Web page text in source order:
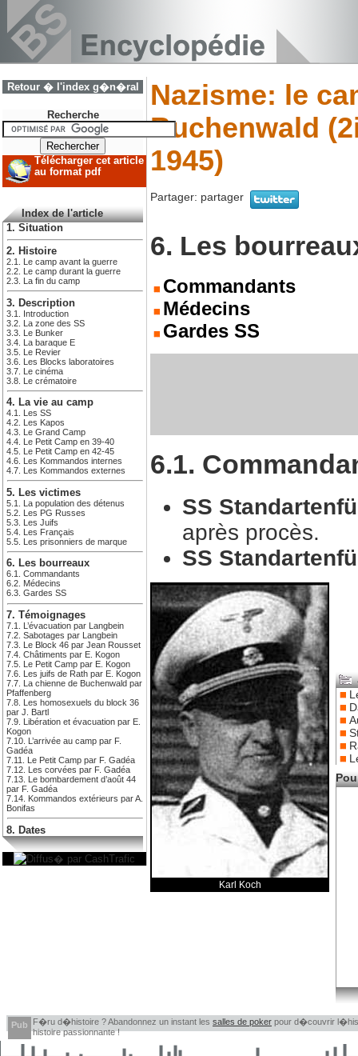
Retour � l'index g�n�ral
Recherche
Télécharger cet article
au format pdf
Index de l'article
1. Situation
2. Histoire
2.1. Le camp avant la guerre
2.2. Le camp durant la guerre
2.3. La fin du camp
3. Description
3.1. Introduction
3.2. La zone des SS
3.3. Le Bunker
3.4. La baraque E
3.5. Le Revier
3.6. Les Blocks laboratoires
3.7. Le cinéma
3.8. Le crématoire
4. La vie au camp
4.1. Les SS
4.2. Les Kapos
4.3. Le Grand Camp
4.4. Le Petit Camp en 39-40
4.5. Le Petit Camp en 42-45
4.6. Les Kommandos internes
4.7. Les Kommandos externes
5. Les victimes
5.1. La population des détenus
5.2. Les PG Russes
5.3. Les Juifs
5.4. Les Français
5.5. Les prisonniers de marque
6. Les bourreaux
6.1. Commandants
6.2. Médecins
6.3. Gardes SS
7. Témoignages
7.1. L’évacuation par Langbein
7.2. Sabotages par Langbein
7.3. Le Block 46 par Jean Rousset
7.4. Châtiments par E. Kogon
7.5. Le Petit Camp par E. Kogon
7.6. Les juifs de Rath par E. Kogon
7.7. La chienne de Buchenwald par
Pfaffenberg
7.8. Les homosexuels du block 36
par J. Bartl
7.9. Libération et évacuation par E.
Kogon
7.10. L’arrivée au camp par F.
Gadéa
7.11. Le Petit Camp par F. Gadéa
7.12. Les corvées par F. Gadéa
7.13. Le bombardement d’août 44
par F. Gadéa
7.14. Kommandos extérieurs par A.
Bonifas
8. Dates
Nazisme: le
Buchenwald
1945)
Partager: partager
6. Les
Commandants
Médecins
Gardes SS
6.1.
SS
après procès.
SS
Karl Koch
Pub F�ru d�histoire ? Abandonnez un instant les salles de poker pour d�couvrir
histoire passionnante !